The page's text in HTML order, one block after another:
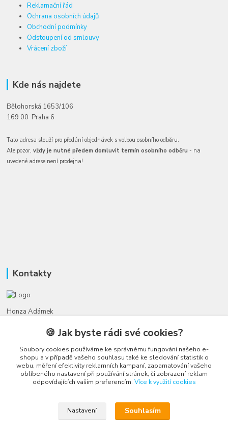
Reklamační řád
Ochrana osobních údajů
Obchodní podmínky
Odstoupení od smlouvy
Vrácení zboží
Kde nás najdete
Bělohorská 1653/106
169 00 Praha 6
Tato adresa slouží pro předání objednávek s volbou osobního odběru.
Ale pozor,vždy je nutné předem domluvit termín osobního odběru - na
uvedené adrese není prodejna!
Kontakty
Honza Adámek
(Po-Ne, 9-21 hod.)
honza@autahracky.cz
Upravit sběr cookies.
🍪 Jak byste rádi své cookies?
Soubory cookies používáme ke správnému fungování našeho e-
shopu a v případě vašeho souhlasu také ke sledování statistik o
webu, měření efektivity reklamních kampaní, zapamatování vašeho
oblíbeného nastavení při používání stránek, či zobrazení reklam
odpovídajících vašim preferencím. Více k využití cookies
Nastavení Souhlasím